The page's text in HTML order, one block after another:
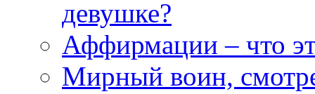
девушке?
Аффирмации – что
Мирный воин,